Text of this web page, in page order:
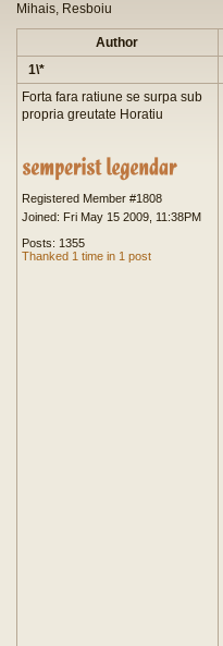
Mihais, Resboiu
Author
1\*
Forta fara ratiune se surpa sub
propria greutate Horatiu
Registered Member #1808
Joined: Fri May 15 2009, 11:38PM
Posts: 1355
Thanked 1 time in 1 post